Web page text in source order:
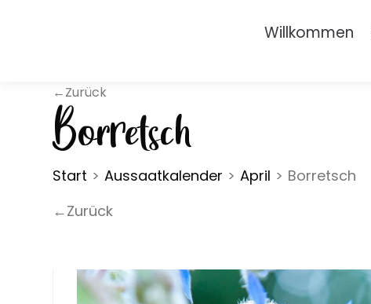
Willkommen
Borretsch
Start > Aussaatkalender > April > Borretsch
←Zurück
←Zurück